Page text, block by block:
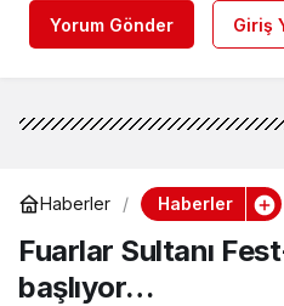
Yorum Gönder Giriş
Haberler Haberler
Fuarlar Sultanı
başlıyor…